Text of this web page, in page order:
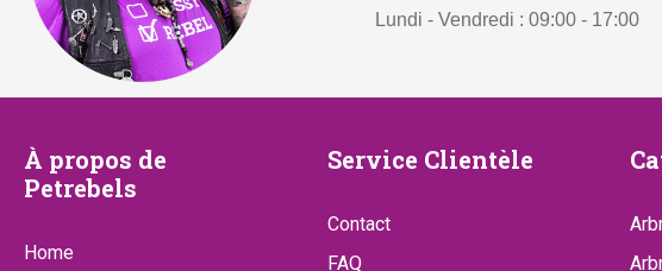
2
-
Lundi - Vendredi : 09:00 - 17:00
À
propos
de
À propos de
Petrebels
Home
Service
Clientèle
Service Clientèle
Contact
FAQ